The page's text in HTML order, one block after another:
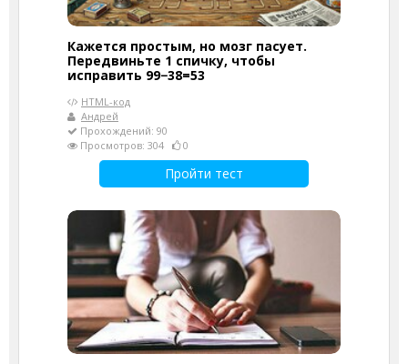
Кажется простым, но мозг пасует.
Передвиньте 1 спичку, чтобы
исправить 99−38=53
HTML-код
Андрей
Прохождений: 90
Просмотров: 304
0
Пройти тест